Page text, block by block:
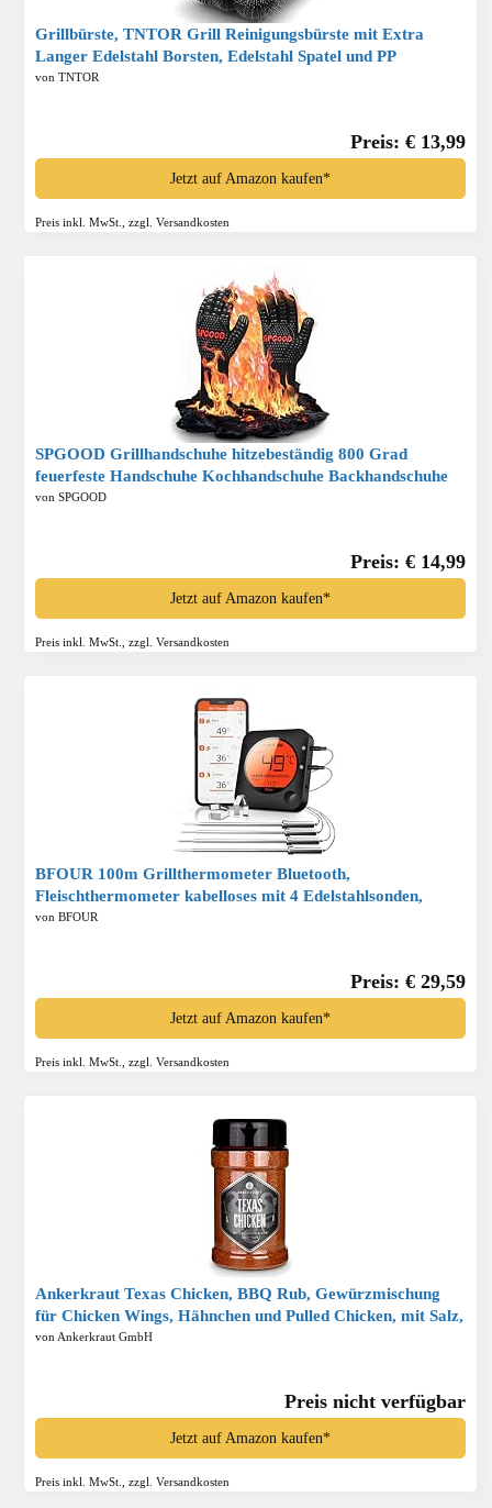
Grillbürste, TNTOR Grill Reinigungsbürste mit Extra
Langer Edelstahl Borsten, Edelstahl Spatel und PP
Wärmedämmung Griff, für Gasgrill, Holzkohlegrill,
von TNTOR
Preis: € 13,99
Jetzt auf Amazon kaufen*
Preis inkl. MwSt., zzgl. Versandkosten
SPGOOD Grillhandschuhe hitzebeständig 800 Grad
feuerfeste Handschuhe Kochhandschuhe Backhandschuhe
für Küche Grill BBQ Ofenhandschuhe,Schwarz(L/XXL)*
von SPGOOD
Preis: € 14,99
Jetzt auf Amazon kaufen*
Preis inkl. MwSt., zzgl. Versandkosten
BFOUR 100m Grillthermometer Bluetooth,
Fleischthermometer kabelloses mit 4 Edelstahlsonden,
große LCD-Anzeige, Bluetooth Bratenthermometer für
von BFOUR
Preis: € 29,59
Jetzt auf Amazon kaufen*
Preis inkl. MwSt., zzgl. Versandkosten
Ankerkraut Texas Chicken, BBQ Rub, Gewürzmischung
für Chicken Wings, Hähnchen und Pulled Chicken, mit Salz,
Pfeffer, Zwiebel und Knoblauch, 230 g im Streuer*
von Ankerkraut GmbH
Preis nicht verfügbar
Jetzt auf Amazon kaufen*
Preis inkl. MwSt., zzgl. Versandkosten